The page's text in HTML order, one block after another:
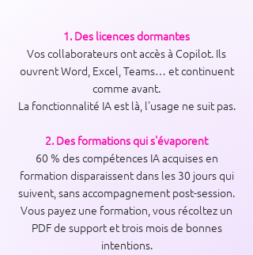
1. Des licences dormantes
Vos collaborateurs ont accès à Copilot. Ils
ouvrent Word, Excel, Teams… et continuent
comme avant.
La fonctionnalité IA est là, l'usage ne suit pas.
2. Des formations qui s'évaporent
60 % des compétences IA acquises en
formation disparaissent dans les 30 jours qui
suivent, sans accompagnement post-session.
Vous payez une formation, vous récoltez un
PDF de support et trois mois de bonnes
intentions.